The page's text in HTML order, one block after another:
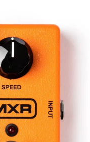
Art & Lutherie
Fender
Furch
Gretsch
Guild
Hofner
Kremona
Lag